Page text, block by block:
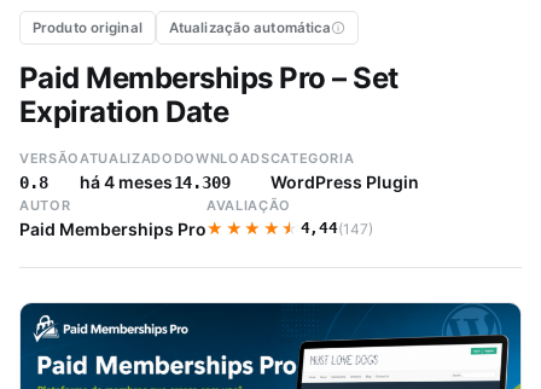
Produto original Atualização automática
Paid Memberships Pro – Set
Expiration Date
VERSÃO
0.8
ATUALIZADO
há 4 meses
DOWNLOADS
14.309
CATEGORIA
WordPress Plugin
AUTOR
Paid Memberships Pro
AVALIAÇÃO
★★★★★
★★★★★ 4,44(147)